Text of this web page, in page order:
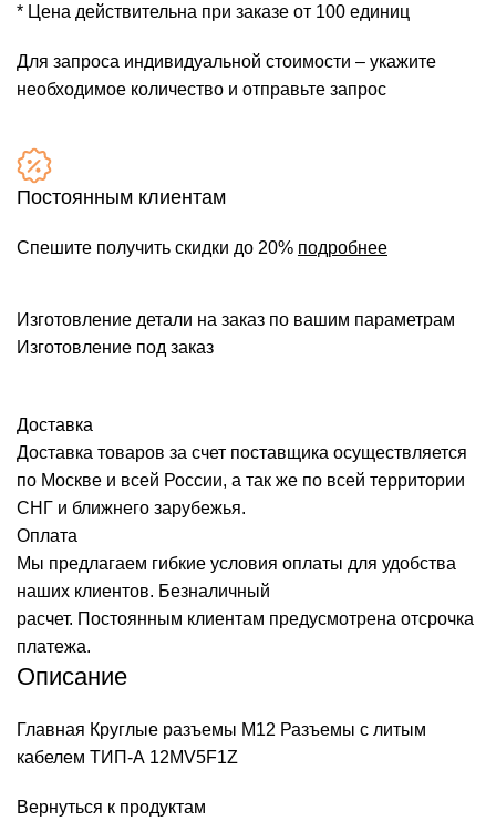
* Цена действительна при заказе от 100 единиц
Для запроса индивидуальной стоимости – укажите
необходимое количество и отправьте запрос
Постоянным клиентам
Спешите получить скидки до 20% подробнее
Изготовление детали на заказ по вашим параметрам
Изготовление под заказ
Доставка
Доставка товаров за счет поставщика осуществляется
по Москве и всей России, а так же по всей территории
СНГ и ближнего зарубежья.
Оплата
Мы предлагаем гибкие условия оплаты для удобства
наших клиентов. Безналичный
расчет. Постоянным клиентам предусмотрена отсрочка
платежа.
Описание
Главная Круглые разъемы M12 Разъемы с литым
кабелем ТИП-А 12MV5F1Z
Вернуться к продуктам